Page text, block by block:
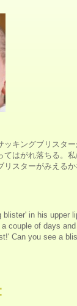
ッキングブリスタ
てはがれ落ちる。
リスターがみえるか
in his upper
couple of days
Can you see a